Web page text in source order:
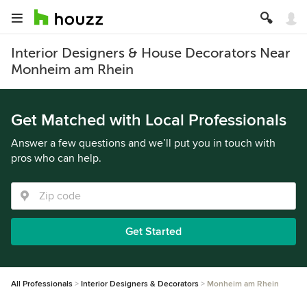
Interior Designers & House Decorators Near
Monheim am Rhein
Get Matched with Local Professionals
Answer a few questions and we’ll put you in touch with
pros who can help.
Get Started
All Professionals Interior Designers & Decorators Monheim am Rhein